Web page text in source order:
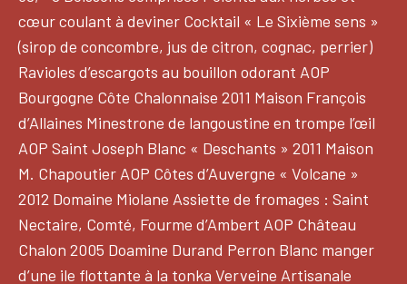
cœur coulant à deviner Cocktail « Le Sixième sens »
(sirop de concombre, jus de citron, cognac, perrier)
Ravioles d’escargots au bouillon odorant AOP
Bourgogne Côte Chalonnaise 2011 Maison François
d’Allaines Minestrone de langoustine en trompe l’œil
AOP Saint Joseph Blanc « Deschants » 2011 Maison
M. Chapoutier AOP Côtes d’Auvergne « Volcane »
2012 Domaine Miolane Assiette de fromages : Saint
Nectaire, Comté, Fourme d’Ambert AOP Château
Chalon 2005 Doamine Durand Perron Blanc manger
d’une ile flottante à la tonka Verveine Artisanale